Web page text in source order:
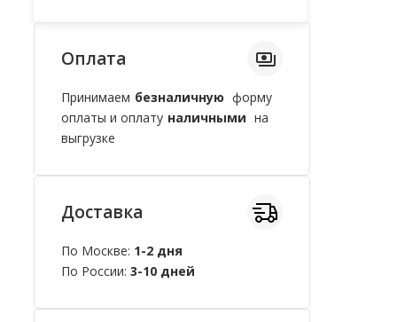
Оплата
Принимаем безналичную форму
оплаты и оплату наличными на
выгрузке
Доставка
По Москве: 1-2 дня
По России: 3-10 дней